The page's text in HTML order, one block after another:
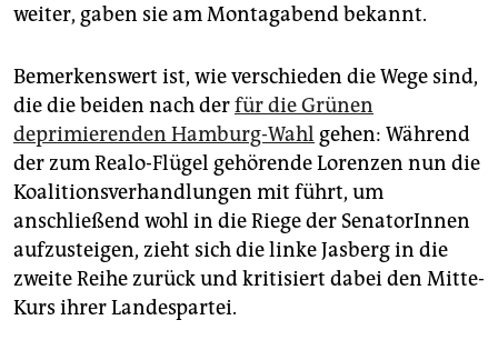
weiter, gaben sie am Montagabend bekannt.
Bemerkenswert ist, wie verschieden die Wege sind,
die die beiden nach derfür die Grünen
deprimierenden Hamburg-Wahl gehen: Während
der zum Realo-Flügel gehörende Lorenzen nun die
Koalitionsverhandlungen mit führt, um
anschließend wohl in die Riege der SenatorInnen
aufzusteigen, zieht sich die linke Jasberg in die
zweite Reihe zurück und kritisiert dabei den Mitte-
Kurs ihrer Landespartei.